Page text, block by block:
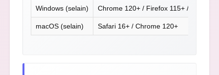
Windows (selain) Chrome 120+ / Firefox 115+ / Edge
macOS (selain) Safari 16+ / Chrome 120+